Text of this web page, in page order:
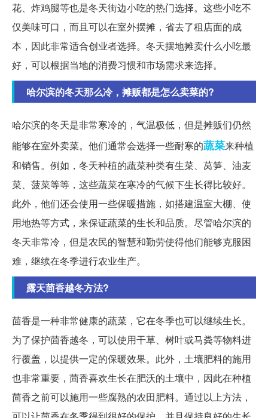
花、炸鸡腿等也是冬天街边小吃的热门选择。这些小吃不
仅美味可口，而且可以在室外摆摊，省去了租店面的成
本，因此非常适合创业者选择。冬天摆地摊卖什么小吃最
好，可以根据当地的消费习惯和市场需求来选择。
哈尔滨的冬天那么冷，摊贩都是怎么卖菜的?
哈尔滨的冬天是非常寒冷的，气温极低，但是摊贩们仍然
能够在室外卖菜。他们通常会选择一些耐寒的蔬菜来种植
和销售。例如，冬天种植的蔬菜种类有生菜、莴笋、油麦
菜、菠菜等等，这些蔬菜在寒冷的气候下生长得比较好。
此外，他们还会使用一些保暖措施，如搭建温室大棚、使
用地热等方式，来保证蔬菜的生长和品质。尽管哈尔滨的
冬天非常冷，但是农民的智慧和勤劳使得他们能够克服困
难，继续在冬季进行农业生产。
露天茴香越冬方法?
茴香是一种非常健康的蔬菜，它在冬季也可以继续生长。
为了保护茴香越冬，可以使用干草、树叶或马粪等物料进
行覆盖，以提供一定的保暖效果。此外，土壤肥料的施用
也非常重要，茴香喜欢生长在肥沃的土壤中，因此在种植
茴香之前可以施用一些腐熟的农田肥料。通过以上方法，